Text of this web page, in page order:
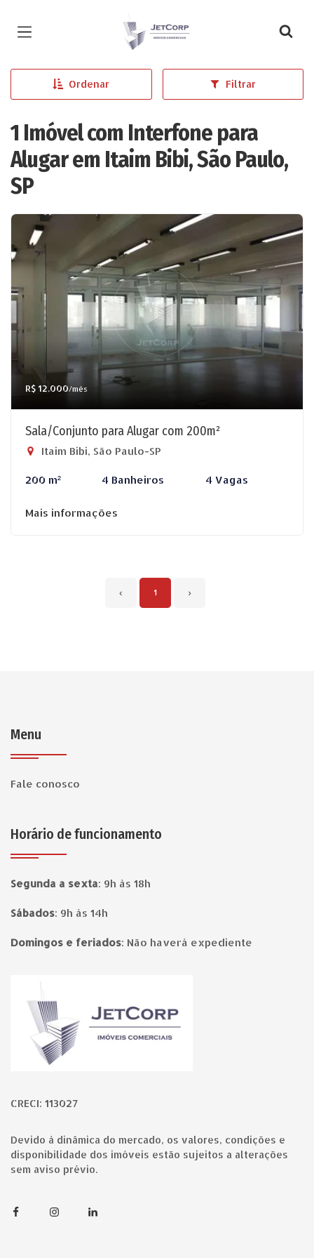
Página inicial
Ordenar Filtrar
1 Imóvel com Interfone para
Alugar em Itaim Bibi, São Paulo,
SP
R$ 12.000/mês
Sala/Conjunto para Alugar com 200m²
Itaim Bibi, São Paulo-SP
200 m² 4 Banheiros 4 Vagas
Mais informações
‹ 1 ›
Menu
Fale conosco
Horário de funcionamento
Segunda a sexta: 9h às 18h
Sábados: 9h às 14h
Domingos e feriados: Não haverá expediente
CRECI: 113027
Devido à dinâmica do mercado, os valores, condições e
disponibilidade dos imóveis estão sujeitos a alterações
sem aviso prévio.
FacebookInstagramLinkedin